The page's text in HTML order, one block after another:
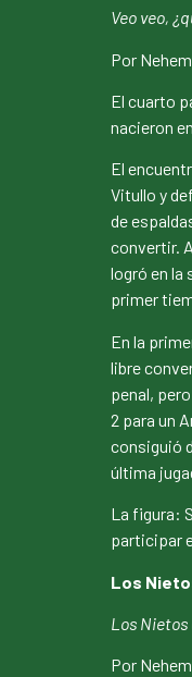
Veo veo,
Por
El cuarto
nacieron
El
Vitullo y
de
convertir.
logró en la
primer
En la
libre
penal,
2 para un
consiguió
última
La figura:
participar
Los
Los Nietos
Por